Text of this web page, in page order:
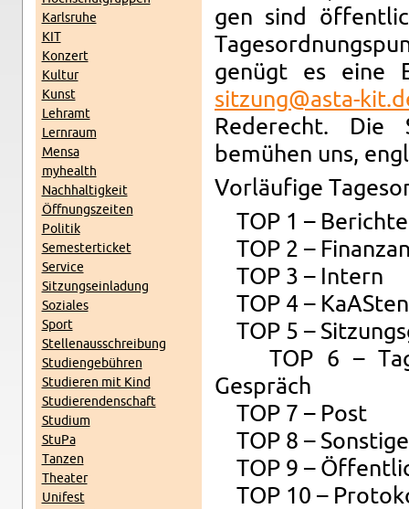
Karl­sruhe
KIT
Konz­ert
Kul­tur
Kunst
Lehramt
Lern­raum
Mensa
my­health
Nach­haltigkeit
Öff­nungszeiten
Poli­tik
Se­mes­terticket
Ser­vice
Sitzung­sein­ladung
Soziales
Sport
Stel­lenauss­chrei­bung
Stu­di­engebühren
Studieren mit Kind
Studieren­den­schaft
Studium
StuPa
Tanzen
The­ater
Unifest
gen sind
genügt es eine
sitzung@​asta-​
Red­erecht. Die
bemühen uns,
Vorläufige
TOP 1 – Berichte
TOP 2 –
TOP 3 – In­tern
TOP 4 –
TOP 5 –
TOP 6 – Tag
Gespräch
TOP 7 – Post
TOP 8 –
TOP 9 –
TOP 10 –